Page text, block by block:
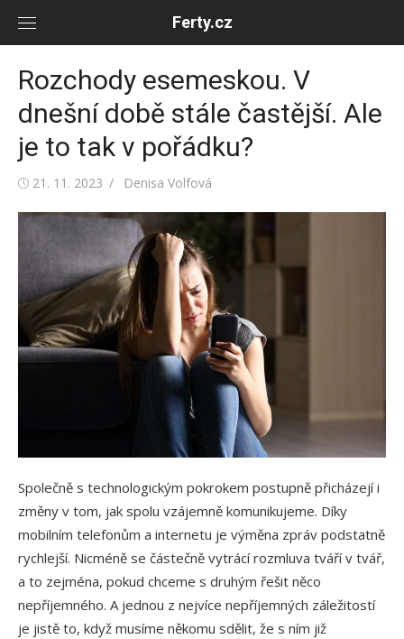
Ferty.cz
Rozchody esemeskou. V
dnešní době stále častější. Ale
je to tak v pořádku?
Posted
21. 11. 2023 Author
Denisa Volfová
Společně s technologickým pokrokem postupně přicházejí i
změny v tom, jak spolu vzájemně komunikujeme. Díky
mobilním telefonům a internetu je výměna zpráv podstatně
rychlejší. Nicméně se částečně vytrácí rozmluva tváří v tvář,
a to zejména, pokud chceme s druhým řešit něco
nepříjemného. A jednou z nejvíce nepříjemných záležitostí
je jistě to, když musíme někomu sdělit, že s ním již